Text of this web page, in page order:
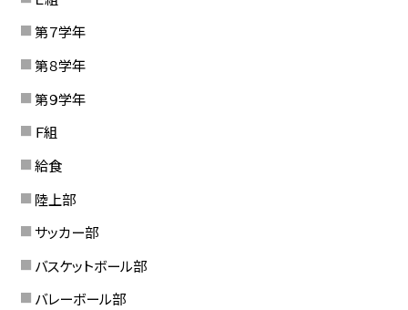
第７学年
第８学年
第９学年
Ｆ組
給食
陸上部
サッカー部
バスケットボール部
バレーボール部